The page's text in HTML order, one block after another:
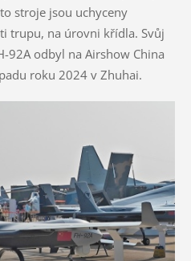
stroje jsou uchyceny
trupu, na úrovni křídla. Svůj
92A odbyl na Airshow China
roku 2024 v Zhuhai.